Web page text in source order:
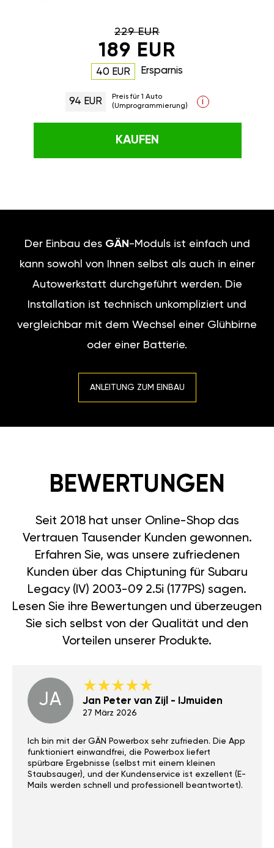
229 EUR
189 EUR
40 EUR Ersparnis
94 EUR
Preis für 1 Auto
(Umprogrammierung)
i
KAUFEN
Der Einbau des GÄN -Moduls ist einfach und
kann sowohl von Ihnen selbst als auch in einer
Autowerkstatt durchgeführt werden. Die
Installation ist technisch unkompliziert und
vergleichbar mit dem Wechsel einer Glühbirne
oder einer Batterie.
ANLEITUNG ZUM EINBAU
BEWERTUNGEN
Seit 2018 hat unser Online-Shop das
Vertrauen Tausender Kunden gewonnen.
Erfahren Sie, was unsere zufriedenen
Kunden über das Chiptuning für Subaru
Legacy (IV) 2003-09 2.5i (177PS) sagen.
Lesen Sie ihre Bewertungen und überzeugen
Sie sich selbst von der Qualität und den
Vorteilen unserer Produkte.
JA Jan Peter van Zijl - IJmuiden
27 März 2026
Ich bin mit der GÄN Powerbox sehr zufrieden. Die App
funktioniert einwandfrei, die Powerbox liefert
spürbare Ergebnisse (selbst mit einem kleinen
Staubsauger), und der Kundenservice ist exzellent (E-
Mails werden schnell und professionell beantwortet).